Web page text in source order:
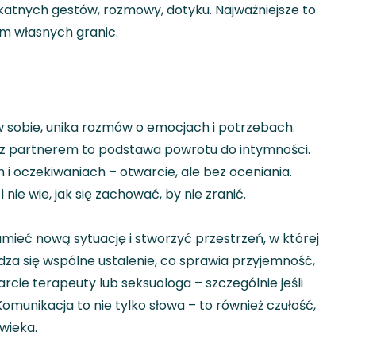
gestów, rozmowy, dotyku. Najważniejsze to
własnych granic.
unika rozmów o emocjach i potrzebach.
partnerem to podstawa powrotu do intymności.
oczekiwaniach – otwarcie, ale bez oceniania.
wie, jak się zachować, by nie zranić.
nową sytuację i stworzyć przestrzeń, w której
się wspólne ustalenie, co sprawia przyjemność,
terapeuty lub seksuologa – szczególnie jeśli
to nie tylko słowa – to również czułość,